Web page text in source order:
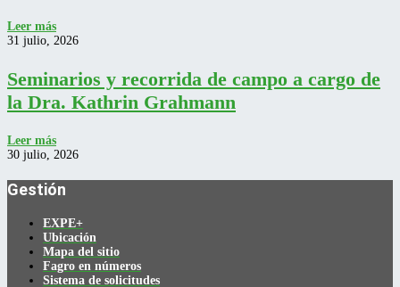
Leer más
31 julio, 2026
Seminarios y recorrida de campo a cargo de
la Dra. Kathrin Grahmann
Leer más
30 julio, 2026
Gestión
EXPE+
Ubicación
Mapa del sitio
Fagro en números
Sistema de solicitudes